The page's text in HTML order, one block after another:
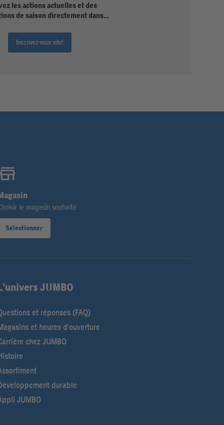
les actions actuelles et des
de saison directement dans
Inscrivez-vous vite!
le magasin souhaité
Sélectionner
JUMBO
et réponses (FAQ)
et heures d'ouverture
chez JUMBO
durable
JUMBO